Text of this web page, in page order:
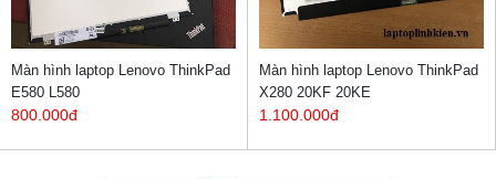
Màn hình laptop Lenovo ThinkPad
E580 L580
800.000đ
Màn hình laptop Lenovo ThinkPad
X280 20KF 20KE
1.100.000đ